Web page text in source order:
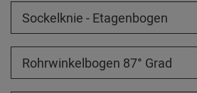
Sockelknie - Etagenbogen
Rohrwinkelbogen 87° Grad